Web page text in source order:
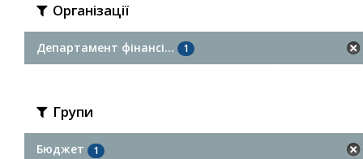
Організації
Департамент фінансі... 1
Групи
Бюджет 1